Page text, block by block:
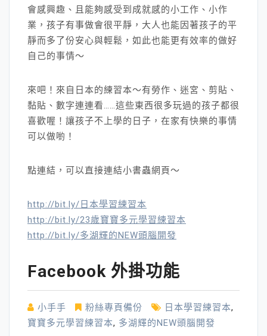
會感興趣、且能夠感受到成就感的小工作、小作
業，孩子有事做會很平靜，大人也能因著孩子的平
靜而多了份安心與輕鬆，如此也能更有效率的做好
自己的事情～
來吧！來自日本的練習本～有勞作、迷宮、剪貼、
黏貼、數字連連看……這些東西很多玩過的孩子都很
喜歡喔！讓孩子不上學的日子，在家有快樂的事情
可以做喲！
點連結，可以直接連結小書蟲網頁～
http://bit.ly/日本學習練習本
http://bit.ly/23歲寶寶多元學習練習本
http://bit.ly/多湖輝的NEW頭腦開發
Facebook 外掛功能
小手手 粉絲專頁備份 日本學習練習本,
寶寶多元學習練習本, 多湖輝的NEW頭腦開發